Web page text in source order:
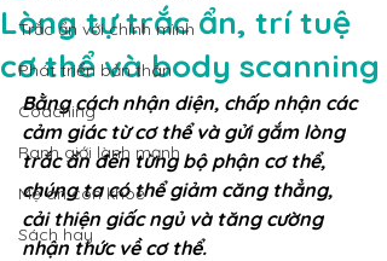
Trắc ẩn với chính mình
Phát triển bản thân
Coaching
Ranh giới lành mạnh
Mẹ an con khoẻ
Sách hay
Lòng tự trắc ẩn, trí tuệ
cơ thể và body scanning
Bằng cách nhận diện, chấp nhận các
cảm giác từ cơ thể và gửi gắm lòng
trắc ẩn đến từng bộ phận cơ thể,
chúng ta có thể giảm căng thẳng,
cải thiện giấc ngủ và tăng cường
nhận thức về cơ thể.